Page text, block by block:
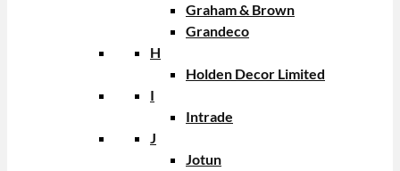
Graham & Brown
Grandeco
H
Holden Decor Limited
I
Intrade
J
Jotun